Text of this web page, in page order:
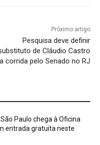
Próximo artigo
Pesquisa deve definir
de Cláudio Castro
corrida pelo Senado no RJ
Paulo chega à Oficina
entrada gratuita neste